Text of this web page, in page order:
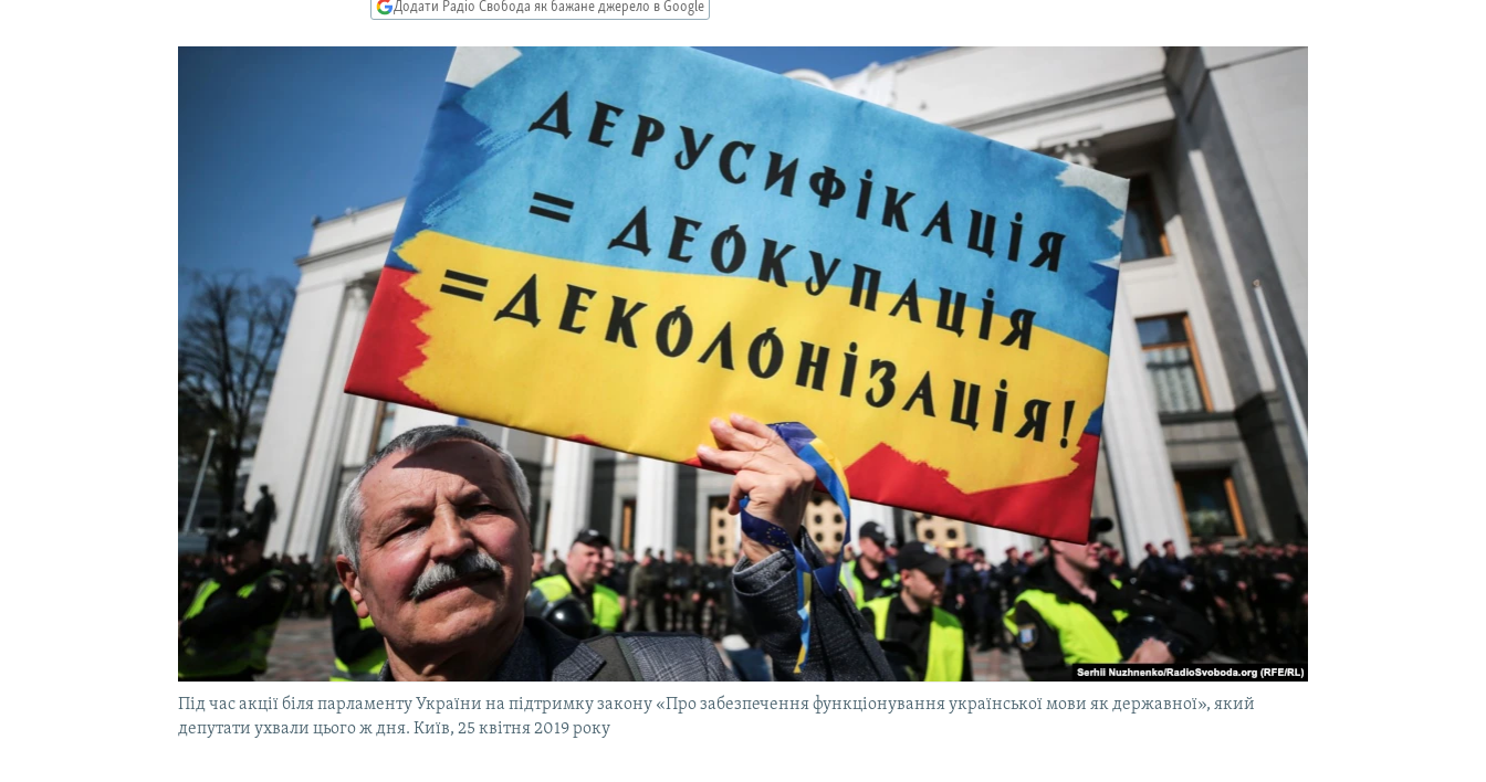
Додати Радіо Свобода як бажане джерело в Google
Під час акції біля парламенту України на підтримку закону «Про забезпечення функціонування української мови як державної», який
депутати ухвали цього ж дня. Київ, 25 квітня 2019 року